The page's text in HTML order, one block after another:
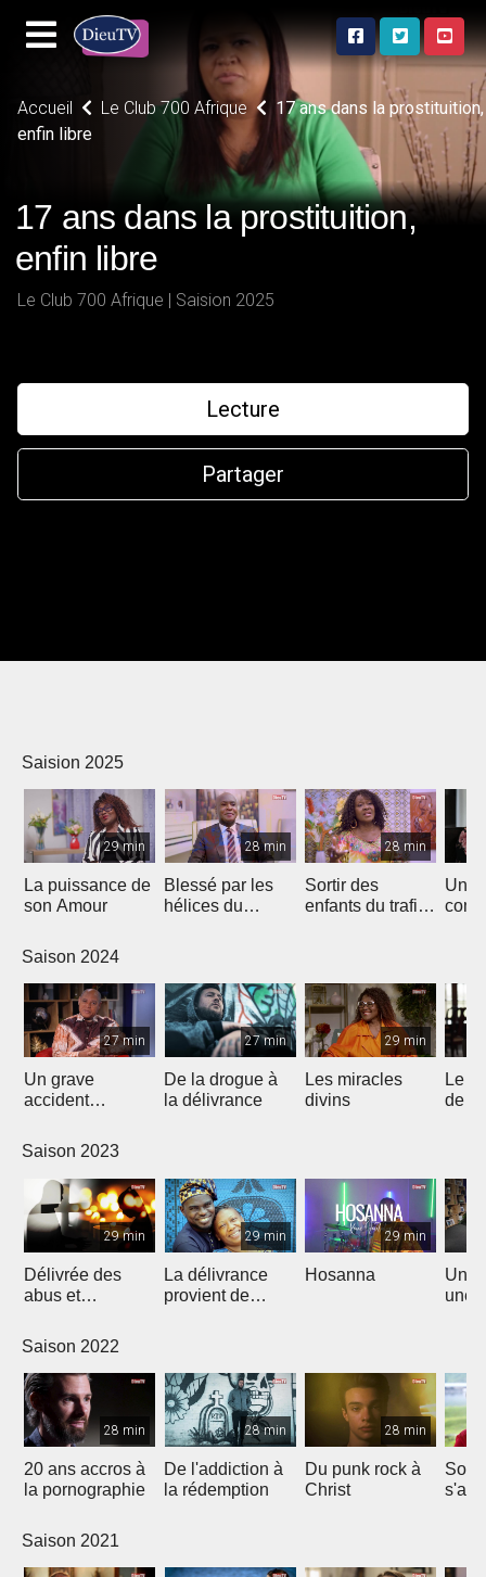
Accueil Le Club 700 Afrique
17 ans dans la prostituition,
enfin libre
17 ans dans la prostituition,
enfin libre
Le Club 700 Afrique | Saision 2025
Lecture
Partager
Saision 2025
29 min
La puissance de
son Amour
28 min
Blessé par les
hélices du
28 min
Sortir des
enfants du trafic
Un
Saison 2024
27 min
Un grave
accident
vie
27 min
De la drogue à
la délivrance
29 min
Les miracles
divins
Le
de
Saison 2023
29 min
Délivrée des
abus et
Christ
29 min
La délivrance
provient de
29 min
Hosanna
Un
une
Saison 2022
28 min
20 ans accros à
la pornographie
28 min
De l'addiction à
la rédemption
28 min
Du punk rock à
Christ
Son
Saison 2021